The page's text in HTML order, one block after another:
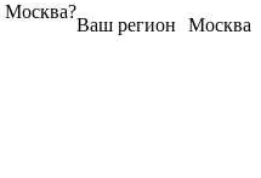
Москва
Ваш регион
Москва?